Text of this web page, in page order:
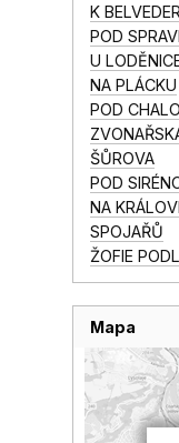
K
POD
U
NA PLÁCKU
POD
ŠŮROVA
POD
NA
SPOJAŘŮ
ŽOFIE
Mapa